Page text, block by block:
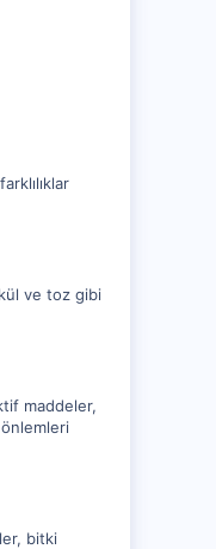
ve toz gibi
maddeler,
bitki